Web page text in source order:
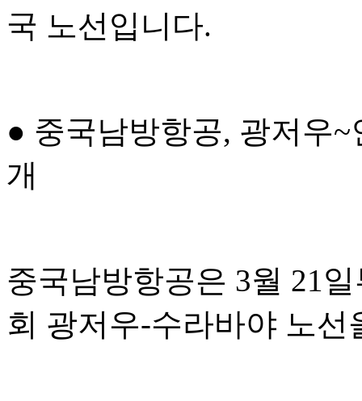
국 노선입니다.
● 중국남방항공, 광저우
개
중국남방항공은 3월 21
회 광저우-수라바야 노선